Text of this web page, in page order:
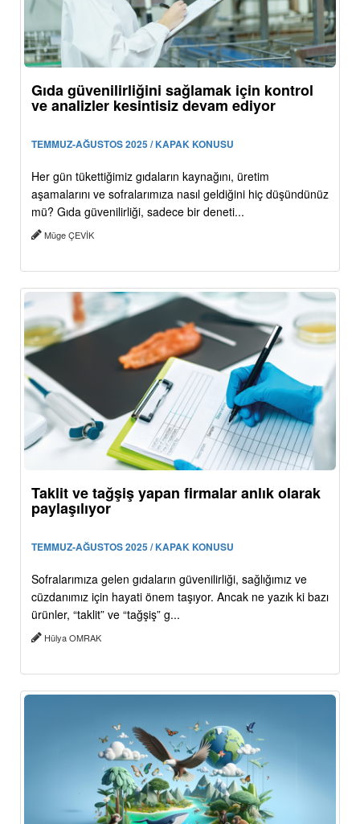
Gıda güvenilirliğini sağlamak için kontrol
ve analizler kesintisiz devam ediyor
TEMMUZ-AĞUSTOS 2025 / KAPAK KONUSU
Her gün tükettiğimiz gıdaların kaynağını, üretim
aşamalarını ve sofralarımıza nasıl geldiğini hiç düşündünüz
mü? Gıda güvenilirliği, sadece bir deneti...
Müge ÇEVİK
Taklit ve tağşiş yapan firmalar anlık olarak
paylaşılıyor
TEMMUZ-AĞUSTOS 2025 / KAPAK KONUSU
Sofralarımıza gelen gıdaların güvenilirliği, sağlığımız ve
cüzdanımız için hayati önem taşıyor. Ancak ne yazık ki bazı
ürünler, “taklit” ve “tağşiş” g...
Hülya OMRAK